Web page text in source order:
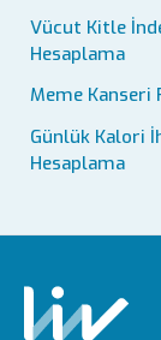
Vücut Kitle
Hesaplama
Meme Kanseri
Günlük Kalori
Hesaplama